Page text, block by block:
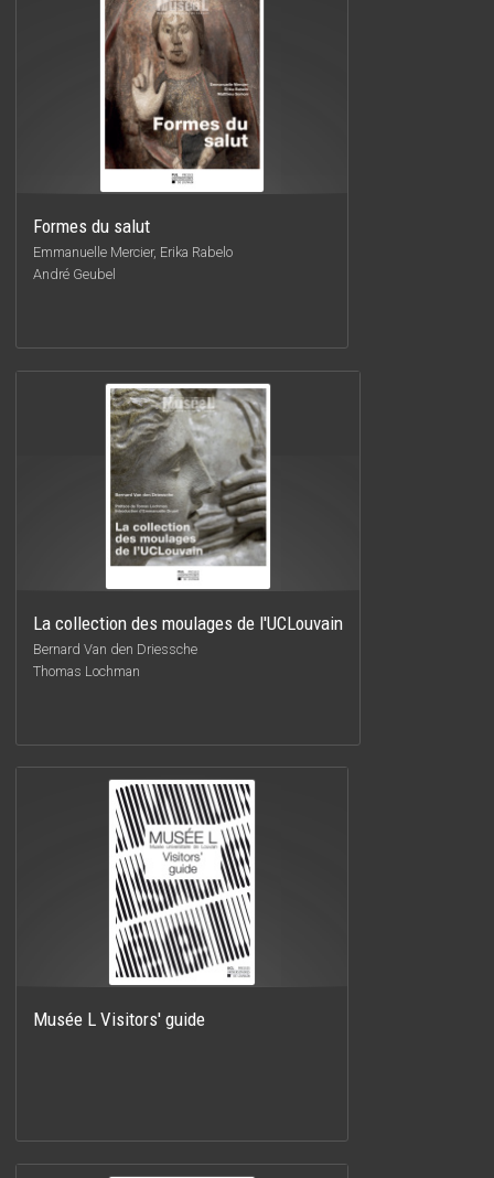
Formes du salut
Emmanuelle Mercier, Erika Rabelo
André Geubel
La collection des moulages de l'UCLouvain
Bernard Van den Driessche
Thomas Lochman
Musée L Visitors' guide